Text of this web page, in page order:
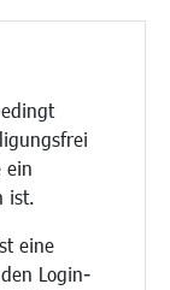
ein
ist.
eine
Login-